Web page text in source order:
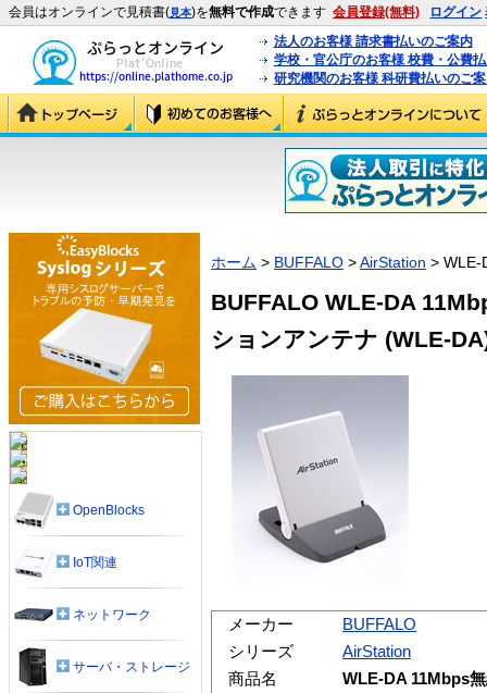
会員はオンラインで見積書(見本)を無料で作成できます 会員登録(無料) ログイン
法人のお客様 請求書払いのご案内
学校・官公庁のお客様 校費・公費
研究機関のお客様 科研費払いのご
ホーム > BUFFALO >AirStation > WLE-
BUFFALO WLE-DA
ションアンテナ (WLE-
メーカー
BUFFALO
シリーズ
AirStation
商品名
WLE-DA 11Mbps
OpenBlocks
IoT関連
ネットワーク
サーバ・ストレージ